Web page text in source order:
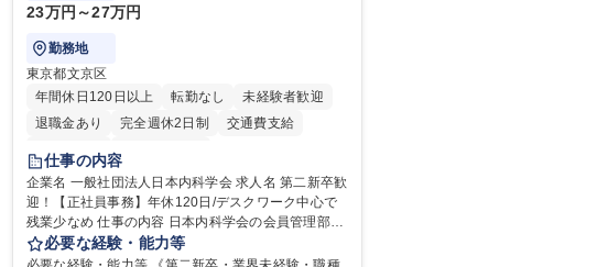
23万円～27万円
勤務地
東京都文京区
年間休日120日以上
転勤なし
未経験者歓迎
退職金あり
完全週休2日制
交通費支給
土日祝休み
仕事の内容
企業名 一般社団法人日本内科学会 求人名 第二新卒歓
迎！【正社員事務】年休120日/デスクワーク中心で
残業少なめ 仕事の内容 日本内科学会の会員管理部門
にて、医師（会員）の年会費徴収や住所等個人情報
の変更システム入力、電話・FAX対応をお任せしま
必要な経験・能力等